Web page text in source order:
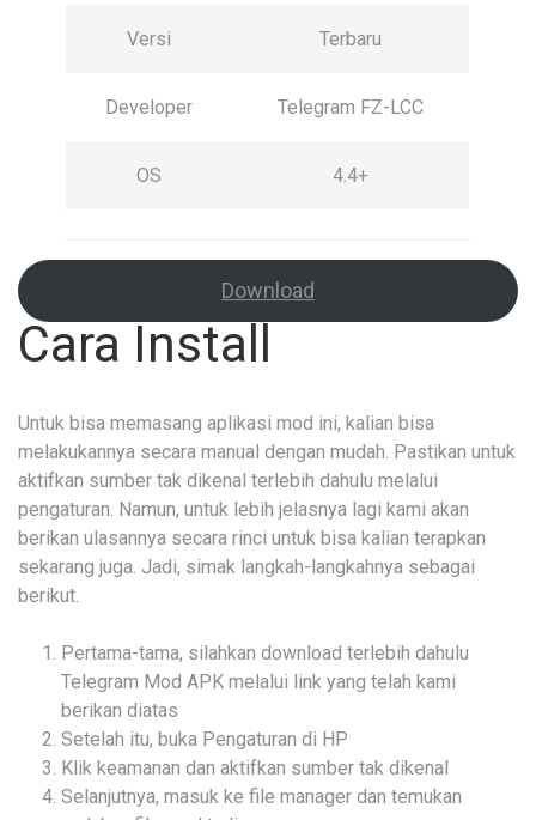
Versi Terbaru
Developer Telegram FZ-LCC
OS 4.4+
Download
Cara Install
Untuk bisa memasang aplikasi mod ini, kalian bisa
melakukannya secara manual dengan mudah. Pastikan untuk
aktifkan sumber tak dikenal terlebih dahulu melalui
pengaturan. Namun, untuk lebih jelasnya lagi kami akan
berikan ulasannya secara rinci untuk bisa kalian terapkan
sekarang juga. Jadi, simak langkah-langkahnya sebagai
berikut.
Pertama-tama, silahkan download terlebih dahulu
Telegram Mod APK melalui link yang telah kami
berikan diatas
Setelah itu, buka Pengaturan di HP
Klik keamanan dan aktifkan sumber tak dikenal
Selanjutnya, masuk ke file manager dan temukan